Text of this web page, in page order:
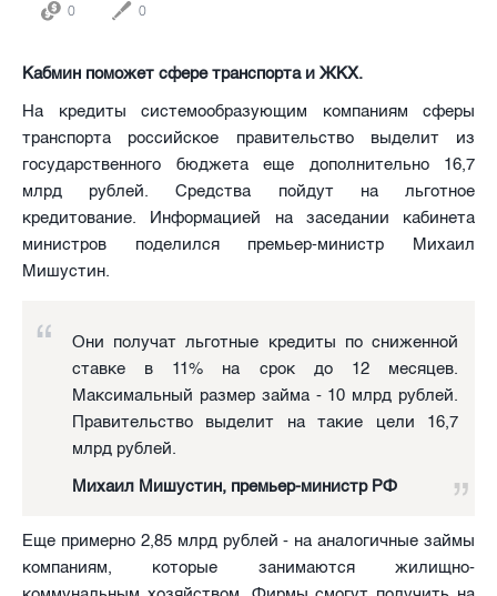
0 0
Кабмин поможет сфере транспорта и ЖКХ.
На кредиты системообразующим компаниям сферы
транспорта российское правительство выделит из
государственного бюджета еще дополнительно 16,7
млрд рублей. Средства пойдут на льготное
кредитование. Информацией на заседании кабинета
министров поделился премьер-министр Михаил
Мишустин.
Они получат льготные кредиты по сниженной
ставке в 11% на срок до 12 месяцев.
Максимальный размер займа - 10 млрд рублей.
Правительство выделит на такие цели 16,7
млрд рублей.
Михаил Мишустин, премьер-министр РФ
Еще примерно 2,85 млрд рублей - на аналогичные займы
компаниям, которые занимаются жилищно-